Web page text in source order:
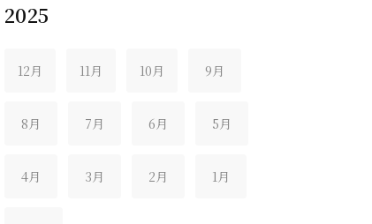
2025
12月 11月 10月 9月
8月 7月 6月 5月
4月 3月 2月 1月